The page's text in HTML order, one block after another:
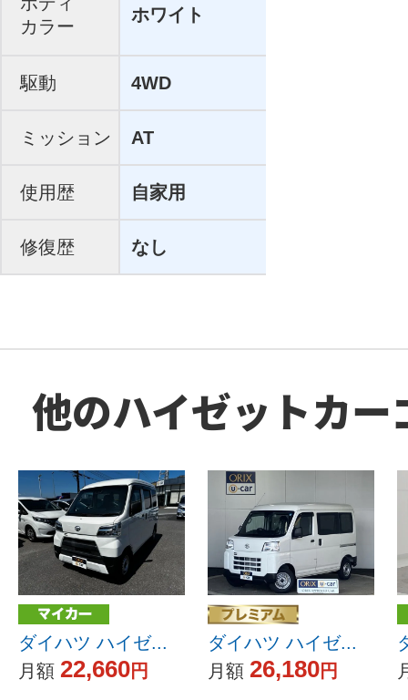
カラー
ホワイト
駆動 4WD
ミッション AT
使用歴 自家用
修復歴 なし
他のハイゼットカー
ダイハツ ハイゼ...
月額 22,660円
ダイハツ ハイゼ...
月額 26,180円